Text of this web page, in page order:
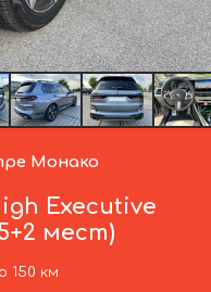
Монако
Executive
мест)
150 км